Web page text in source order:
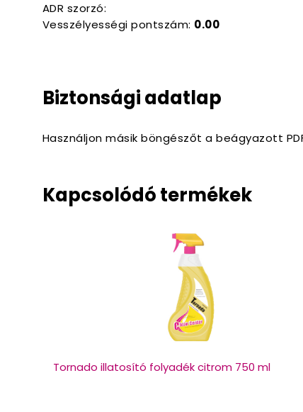
ADR szorzó:
Vesszélyességi pontszám: 0.00
Biztonsági adatlap
Használjon másik böngészőt a beágyazott
Kapcsolódó termékek
Tornado illatosító folyadék citrom 750 ml